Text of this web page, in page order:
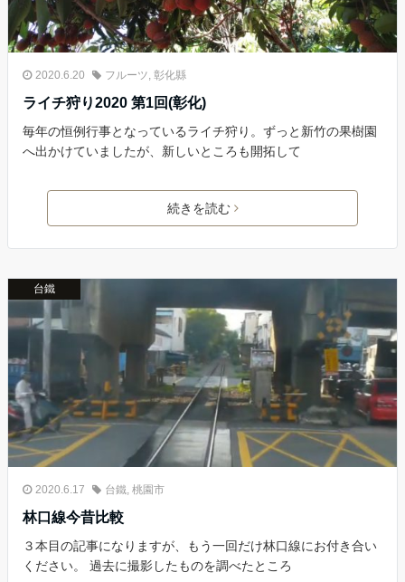
2020.6.20 フルーツ, 彰化縣
ライチ狩り2020 第1回(彰化)
毎年の恒例行事となっているライチ狩り。ずっと新竹の果樹園
へ出かけていましたが、新しいところも開拓して
続きを読む
台鐵
2020.6.17 台鐵 桃園市
林口線今昔比較
３本目の記事になりますが、もう一回だけ林口線にお付き合い
ください。 過去に撮影したものを調べたところ